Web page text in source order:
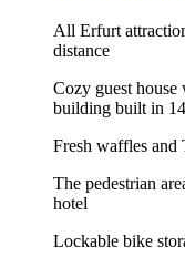
All Erfurt
distance
Cozy guest
building built in
Fresh waffles and
The pedestrian
hotel
Lockable bike